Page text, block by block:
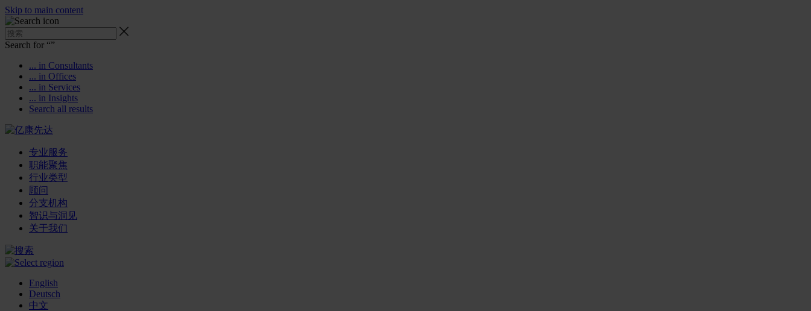
Skip to main content
Search for “”
... in Consultants
... in Offices
... in Services
... in Insights
Search all results
专业服务
职能聚焦
行业类型
顾问
分支机构
智识与洞见
关于我们
English
Deutsch
中文